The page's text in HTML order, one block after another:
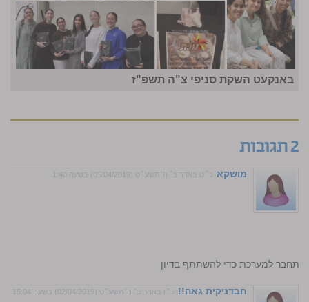
באנקעט השקת סניפי צ"ה תשפ"ז
2 תגובות
מושקא כ״ט באדר ב׳ ה׳תשע״ט (05/04/2019) בשעה 1:40
התחבר למערכת כדי להשתתף בדיון
חבדניקית גאה!! כ״ו באדר ב׳ ה׳תשע״ט (02/04/2019) בשעה 15:04